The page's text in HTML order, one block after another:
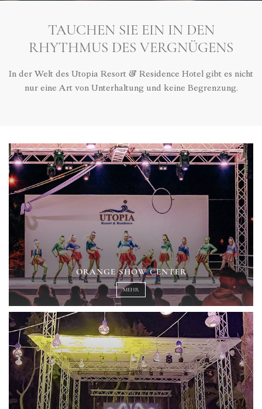
TAUCHEN SIE EIN IN DEN
RHYTHMUS DES VERGNÜGENS
In der Welt des Utopia Resort & Residence Hotel gibt es nicht
nur eine Art von Unterhaltung und keine Begrenzung.
ORANGE SHOW CENTER
MEHR